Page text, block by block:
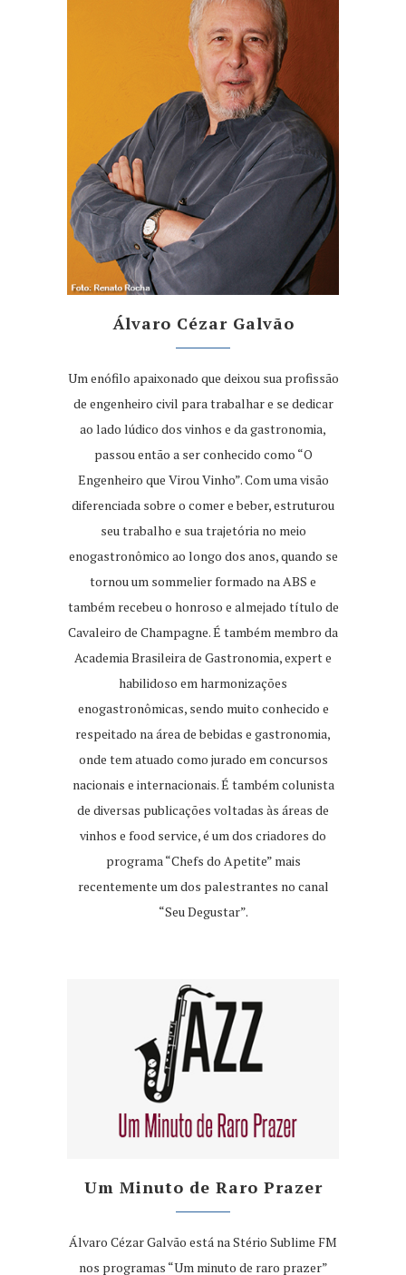
Álvaro Cézar Galvão
Um enófilo apaixonado que deixou sua profissão
de engenheiro civil para trabalhar e se dedicar
ao lado lúdico dos vinhos e da gastronomia,
passou então a ser conhecido como “O
Engenheiro que Virou Vinho”. Com uma visão
diferenciada sobre o comer e beber, estruturou
seu trabalho e sua trajetória no meio
enogastronômico ao longo dos anos, quando se
tornou um sommelier formado na ABS e
também recebeu o honroso e almejado título de
Cavaleiro de Champagne. É também membro da
Academia Brasileira de Gastronomia, expert e
habilidoso em harmonizações
enogastronômicas, sendo muito conhecido e
respeitado na área de bebidas e gastronomia,
onde tem atuado como jurado em concursos
nacionais e internacionais. É também colunista
de diversas publicações voltadas às áreas de
vinhos e food service, é um dos criadores do
programa “Chefs do Apetite” mais
recentemente um dos palestrantes no canal
“Seu Degustar”.
Um Minuto de Raro Prazer
Álvaro Cézar Galvão está na Stério Sublime FM
nos programas “Um minuto de raro prazer”